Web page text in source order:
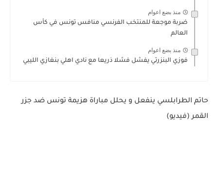
منذ بضع اعوام
ضربة موجعة للمنتخب الفرنسي منافس تونس في كأس
العالم
منذ بضع اعوام
فوزي البنزرتي يفشل فشلا ذريعا مع نادي اهلي بنغازي الليبي
حاتم الطرابلسي ينفعل و يحلل مباراة هزيمة تونس ضد جزر
القمر (فيديو)